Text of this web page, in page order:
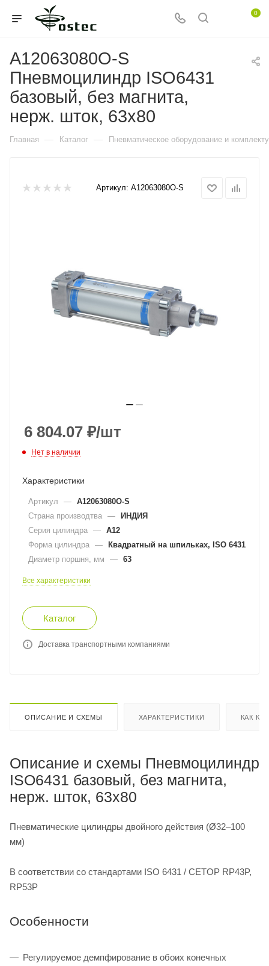
0
A12063080O-S
Пневмоцилиндр ISO6431
базовый, без магнита,
нерж. шток, 63x80
Главная — Каталог — Пневматическое оборудование и
Артикул: A12063080O-S
6 804.07 ₽/шт
Нет в наличии
Характеристики
Артикул — A12063080O-S
Страна производтва — ИНДИЯ
Серия цилиндра — A12
Форма цилиндра — Квадратный на шпильках, ISO 6431
Диаметр поршня, мм
— 63
Все характеристики
Каталог
Доставка транспортными компаниями
ОПИСАНИЕ И СХЕМЫ ХАРАКТЕРИСТИКИ КАК
Описание и схемы Пневмоцилиндр
ISO6431 базовый, без магнита,
нерж. шток, 63x80
Пневматические цилиндры двойного действия (Ø32–100
мм)
В соответствии со стандартами ISO 6431 / CETOP RP43P,
RP53P
Особенности
Регулируемое демпфирование в обоих конечных